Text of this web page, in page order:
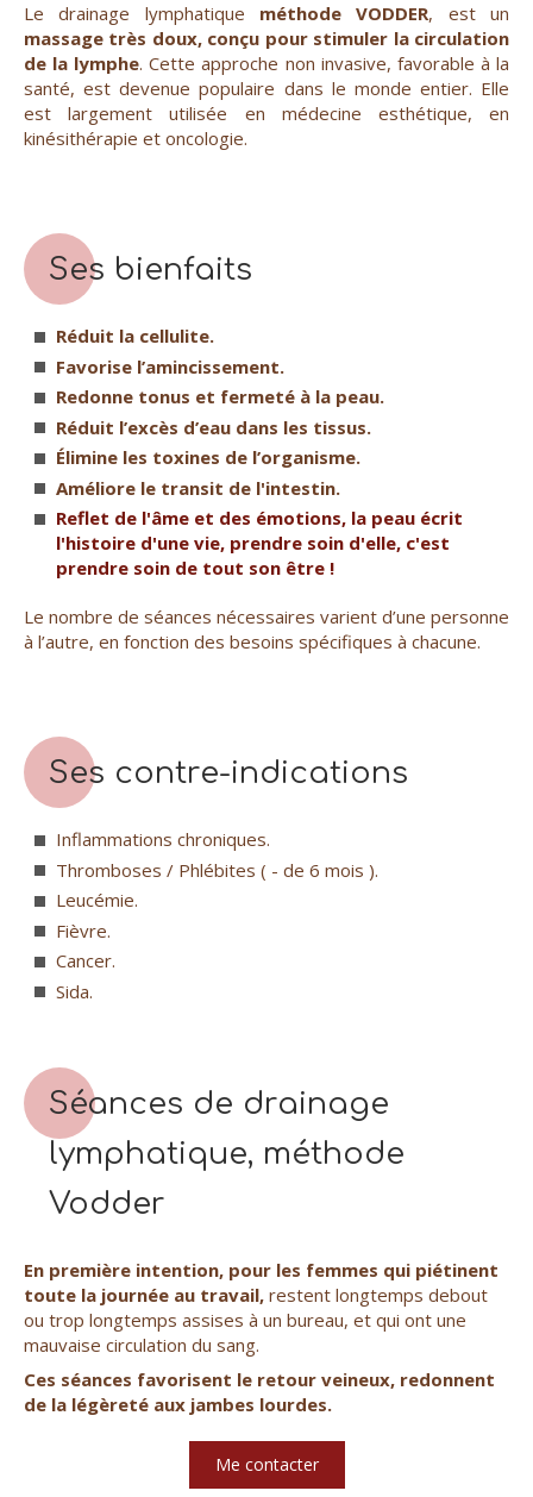
Le drainage lymphatique méthode VODDER, est un
massage très doux, conçu pour stimuler la circulation
de la lymphe. Cette approche non invasive, favorable à la
santé, est devenue populaire dans le monde entier. Elle
est largement utilisée en médecine esthétique, en
kinésithérapie et oncologie.
Ses bienfaits
Réduit la cellulite.
Favorise l’amincissement.
Redonne tonus et fermeté à la peau.
Réduit l’excès d’eau dans les tissus.
Élimine les toxines de l’organisme.
Améliore le transit de l'intestin.
Reflet de l'âme et des émotions, la peau écrit
l'histoire d'une vie, prendre soin d'elle, c'est
prendre soin de tout son être !
Le nombre de séances nécessaires varient d’une personne
à l’autre, en fonction des besoins spécifiques à chacune.
Ses contre-indications
Inflammations chroniques.
Thromboses / Phlébites ( - de 6 mois ).
Leucémie.
Fièvre.
Cancer.
Sida.
Séances de drainage
lymphatique, méthode
Vodder
En première intention, pour les femmes qui piétinent
toute la journée au travail, restent longtemps debout
ou trop longtemps assises à un bureau, et qui ont une
mauvaise circulation du sang.
Ces séances favorisent le retour veineux, redonnent
de la légèreté aux jambes lourdes.
Me contacter